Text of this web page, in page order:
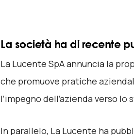
La società ha di recente
La Lucente SpA annuncia la
che promuove pratiche
l’impegno dell’azienda verso
In parallelo, La Lucente ha